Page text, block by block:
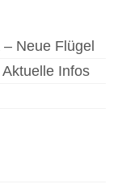
Neue Flügel
Infos